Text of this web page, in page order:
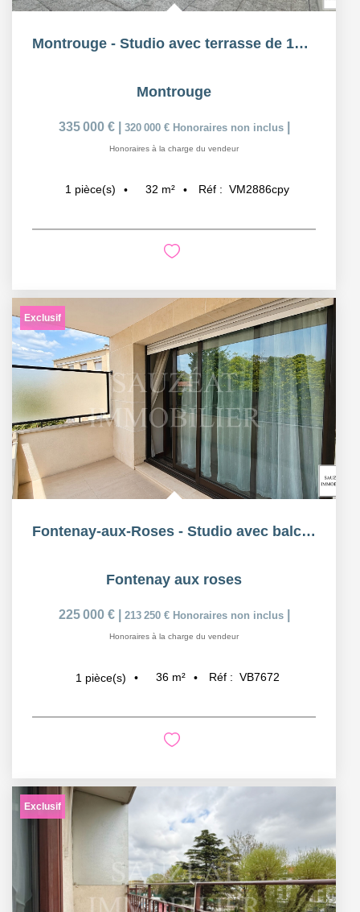
Montrouge - Studio avec terrasse de 18m²
Montrouge
335 000 € 320 000 € Honoraires non inclus
Honoraires à la charge du vendeur
1 pièce(s) 32 m² Réf : VM2886cpy
Exclusif
Fontenay-aux-Roses - Studio avec balcon
Fontenay aux roses
225 000 € 213 250 € Honoraires non inclus
Honoraires à la charge du vendeur
1 pièce(s) 36 m² Réf : VB7672
Exclusif